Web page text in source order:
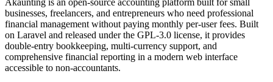
businesses, freelancers, and entrepreneurs who need professional
financial management without paying monthly per-user fees. Built
on Laravel and released under the GPL-3.0 license, it provides
double-entry bookkeeping, multi-currency support, and
comprehensive financial reporting in a modern web interface
accessible to non-accountants.